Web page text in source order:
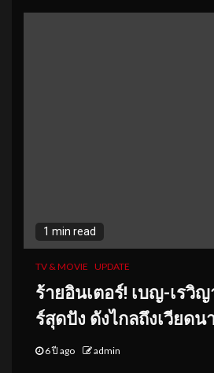
1 min read
TV & MOVIE UPDATE
ร้ายอินเตอร์! เบญ-เรวิ
ร์สุดปัง ดังไกลถึงเวียดน
6 ปี ago admin